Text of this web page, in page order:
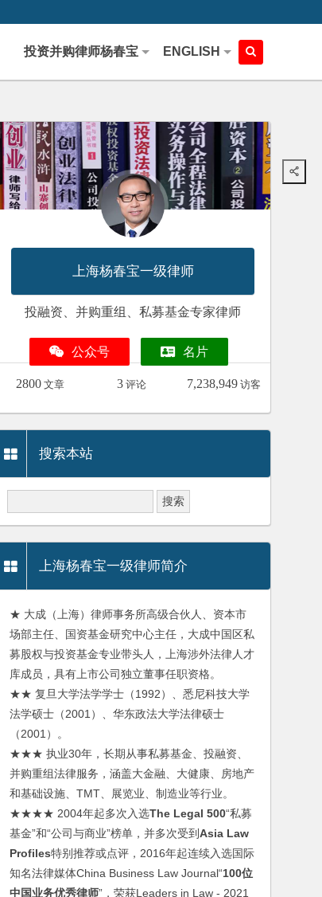
投资并购律师杨春宝 ENGLISH
上海杨春宝一级律师
投融资、并购重组、私募基金专家律师
公众号 名片
2800 文章 3 评论 7,238,949 访客
搜索本站
上海杨春宝一级律师简介
★ 大成（上海）律师事务所高级合伙人、资本市
场部主任、国资基金研究中心主任，大成中国区私
募股权与投资基金专业带头人，上海涉外法律人才
库成员，具有上市公司独立董事任职资格。
★★ 复旦大学法学学士（1992）、悉尼科技大学
法学硕士（2001）、华东政法大学法律硕士
（2001）。
★★★ 执业30年，长期从事私募基金、投融资、
并购重组法律服务，涵盖大金融、大健康、房地产
和基础设施、TMT、展览业、制造业等行业。
★★★★ 2004年起多次入选The Legal 500“私募
基金”和“公司与商业”榜单，并多次受到Asia Law
Profiles特别推荐或点评，2016年起连续入选国际
知名法律媒体China Business Law Journal“100位
中国业务优秀律师”，荣获Leaders in Law - 2021